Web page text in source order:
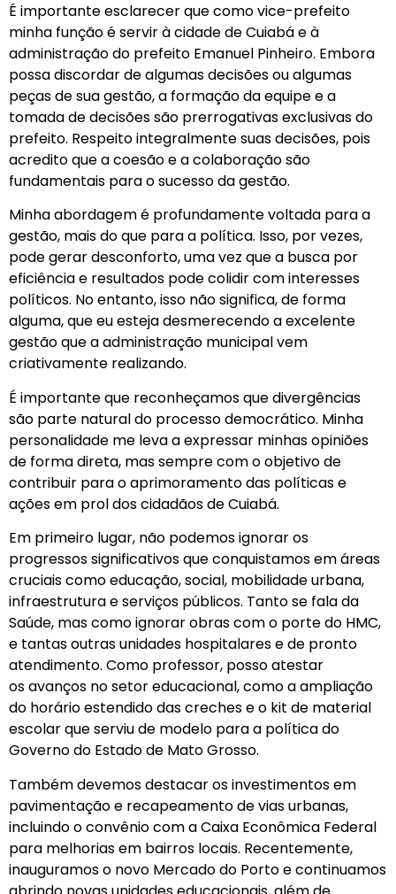
É importante esclarecer que como vice-prefeito
minha função é servir à cidade de Cuiabá e à
administração do prefeito Emanuel Pinheiro. Embora
possa discordar de algumas decisões ou algumas
peças de sua gestão, a formação da equipe e a
tomada de decisões são prerrogativas exclusivas do
prefeito. Respeito integralmente suas decisões, pois
acredito que a coesão e a colaboração são
fundamentais para o sucesso da gestão.
Minha abordagem é profundamente voltada para a
gestão, mais do que para a política. Isso, por vezes,
pode gerar desconforto, uma vez que a busca por
eficiência e resultados pode colidir com interesses
políticos. No entanto, isso não significa, de forma
alguma, que eu esteja desmerecendo a excelente
gestão que a administração municipal vem
criativamente realizando.
É importante que reconheçamos que divergências
são parte natural do processo democrático. Minha
personalidade me leva a expressar minhas opiniões
de forma direta, mas sempre com o objetivo de
contribuir para o aprimoramento das políticas e
ações em prol dos cidadãos de Cuiabá.
Em primeiro lugar, não podemos ignorar os
progressos significativos que conquistamos em áreas
cruciais como educação, social, mobilidade urbana,
infraestrutura e serviços públicos. Tanto se fala da
Saúde, mas como ignorar obras com o porte do HMC,
e tantas outras unidades hospitalares e de pronto
atendimento. Como professor, posso atestar
os avanços no setor educacional, como a ampliação
do horário estendido das creches e o kit de material
escolar que serviu de modelo para a política do
Governo do Estado de Mato Grosso.
Também devemos destacar os investimentos em
pavimentação e recapeamento de vias urbanas,
incluindo o convênio com a Caixa Econômica Federal
para melhorias em bairros locais. Recentemente,
inauguramos o novo Mercado do Porto e continuamos